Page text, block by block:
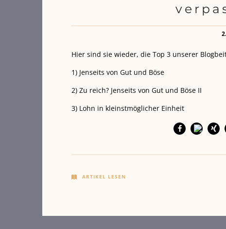
Hier sind sie wieder, die Top 3 unserer
1) Jenseits von Gut und Böse
2) Zu reich? Jenseits von Gut und Böse II
3) Lohn in kleinstmöglicher Einheit
ARTIKEL LESEN